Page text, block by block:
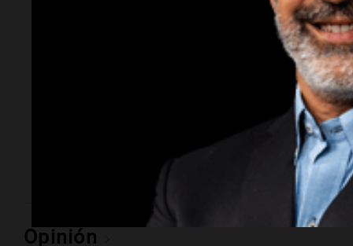
Giménez en la serie
La actriz compartió detalles sobre su incorporación a
la ficción, su admiración por Susana Giménez y la
emoción que siente al representar a un ícono del
entretenimiento argentino.
Opinión